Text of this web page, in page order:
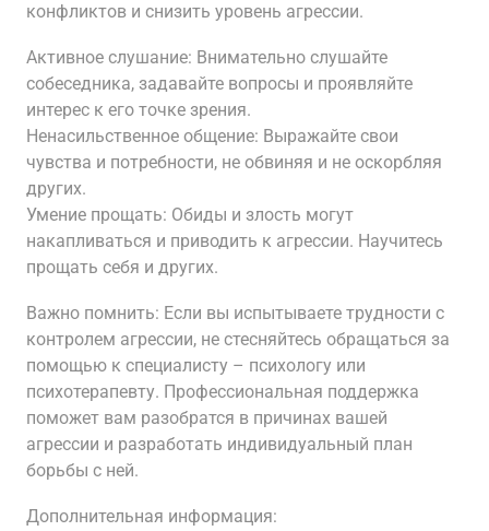
конфликтов и снизить уровень агрессии.
Активное слушание: Внимательно слушайте
собеседника, задавайте вопросы и проявляйте
интерес к его точке зрения.
Ненасильственное общение: Выражайте свои
чувства и потребности, не обвиняя и не оскорбляя
других.
Умение прощать: Обиды и злость могут
накапливаться и приводить к агрессии. Научитесь
прощать себя и других.
Важно помнить: Если вы испытываете трудности с
контролем агрессии, не стесняйтесь обращаться за
помощью к специалисту – психологу или
психотерапевту. Профессиональная поддержка
поможет вам разобратся в причинах вашей
агрессии и разработать индивидуальный план
борьбы с ней.
Дополнительная информация: